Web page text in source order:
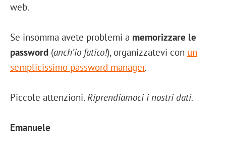
web.
Se insomma avete problemi a memorizzare le
password (anch’io fatico!), organizzatevi con un
semplicissimo password manager.
Piccole attenzioni. Riprendiamoci i nostri dati.
Emanuele